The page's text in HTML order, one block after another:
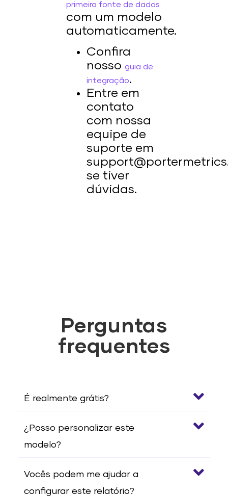
primeira fonte de dados
com um modelo
automaticamente.
Confira
nosso guia de
integração.
Entre em
contato
com nossa
equipe de
suporte em
se tiver
dúvidas.
Perguntas
frequentes
É realmente grátis?
¿Posso personalizar este
modelo?
Vocês podem me ajudar a
configurar este relatório?